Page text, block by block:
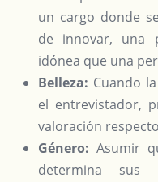
un cargo donde
de innovar, una
idónea que una
Belleza: Cuando
el entrevistador,
valoración
Género: Asumir
determina sus